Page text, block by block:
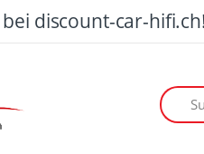
discount-car-hifi.ch!